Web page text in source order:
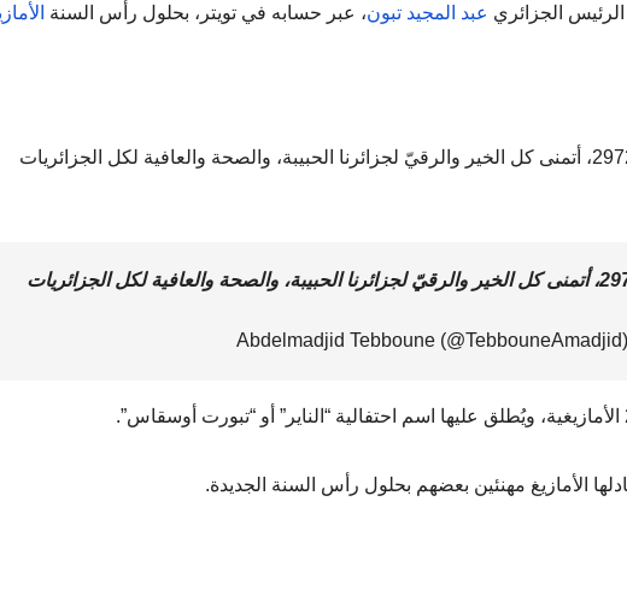
عبد المجيد تبون، عبر حسابه في تويتر، بحلول رأس السنة
: “بحلول السنة الأمازيغية الجديدة 2972، أتمنى كل الخير والرقيّ لجزائرنا الحبيبة، والصحة والعافية لكل الجزائريات
بحلول السنة الأمازيغية الجديدة 2972، أتمنى كل الخير والرقيّ لجزائرنا الحبيبة، والصحة والعافية لكل الجزائريات
الأمازيغ مهنئين بعضهم بحلول رأس السنة الجديدة.